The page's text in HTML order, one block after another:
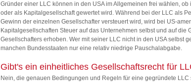
Gründer einer LLC können in den USA im Allgemeinen frei wählen,
oder als Kapitalgesellschaft gewertet wird. Während bei der LLC als
Gewinn der einzelnen Gesellschafter versteuert wird, wird bei US-
Kapitalgesellschaften Steuer auf das Unternehmen selbst und auf die
Gesellschafters erhoben. Wer mit seiner LLC nicht in den USA selbst
manchen Bundesstaaten nur eine relativ niedrige Pauschalabgabe.
Gibt's ein einheitliches Gesellschaftsrecht für
Nein, die genauen Bedingungen und Regeln für eine gegründete LLC